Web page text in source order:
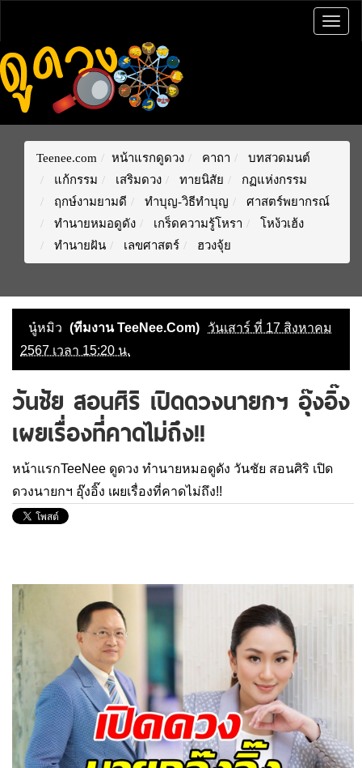
Teenee.com หน้าแรกดูดวง คาถา
บทสวดมนต์
แก้กรรม
เสริมดวง ทายนิสัย
กฏแห่งกรรม
ฤกษ์งามยามดี
ทำบุญ-วิธีทำบุญ
ศาสตร์พยากรณ์
ทำนายหมอดูดัง
เกร็ดความรู้โหรา
โหง้วเฮ้ง
ทำนายฝัน
เลขศาสตร์ ฮวงจุ้ย
นู๋หมิว (ทีมงาน TeeNee.Com)
วันเสาร์ ที่ 17 สิงหาคม
2567 เวลา 15:20 น.
วันชัย สอนศิริ เปิดดวงนายกฯ อุ๊งอิ๊ง
เผยเรื่องที่คาดไม่ถึง!!
หน้าแรกTeeNee ดูดวง ทำนายหมอดูดัง วันชัย สอนศิริ เปิด
ดวงนายกฯ อุ๊งอิ๊ง เผยเรื่องที่คาดไม่ถึง!!